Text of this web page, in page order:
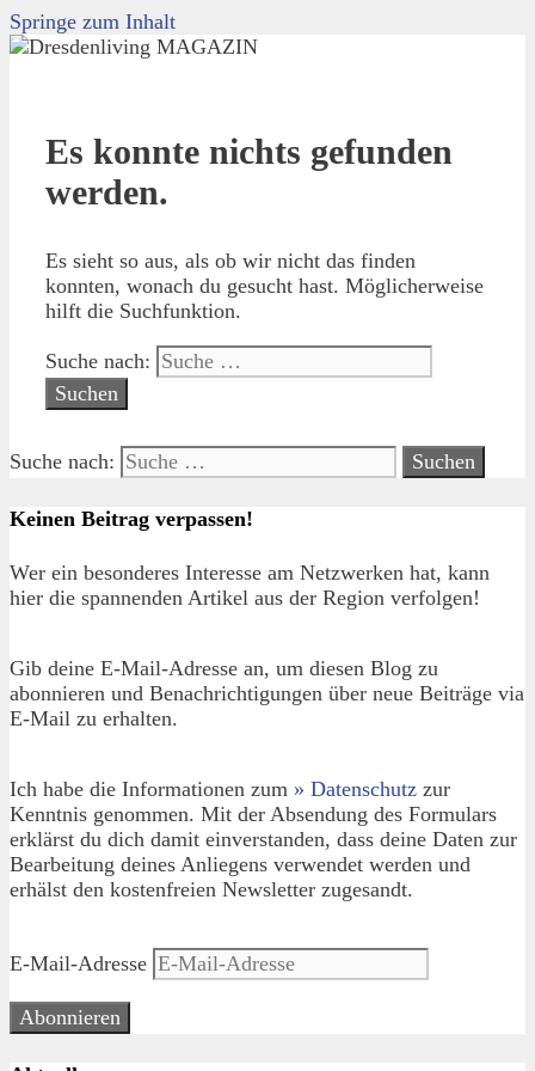
Springe zum Inhalt
Es konnte nichts gefunden
werden.
Es sieht so aus, als ob wir nicht das finden
konnten, wonach du gesucht hast. Möglicherweise
hilft die Suchfunktion.
Suche nach:
Suche nach:
Keinen Beitrag verpassen!
Wer ein besonderes Interesse am Netzwerken hat, kann
hier die spannenden Artikel aus der Region verfolgen!
Gib deine E-Mail-Adresse an, um diesen Blog zu
abonnieren und Benachrichtigungen über neue Beiträge via
E-Mail zu erhalten.
Ich habe die Informationen zum » Datenschutz zur
Kenntnis genommen. Mit der Absendung des Formulars
erklärst du dich damit einverstanden, dass deine Daten zur
Bearbeitung deines Anliegens verwendet werden und
erhälst den kostenfreien Newsletter zugesandt.
E-Mail-Adresse
Abonnieren